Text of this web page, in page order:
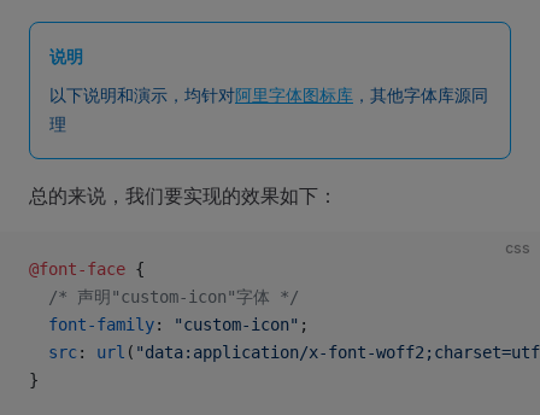
说明
以下说明和演示，均针对阿里字体图标库 ，其他字体库源同
理
总的来说，我们要实现的效果如下：
css
@font-face {
  /* 声明"custom-icon"字体 */
  font-family
: "custom-icon" ;
  src
: url ( "data:application/x-font-
}